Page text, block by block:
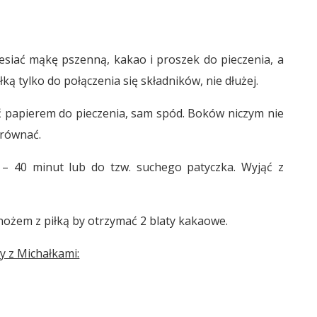
mąkę pszenną, kakao i proszek do pieczenia, a
tylko do połączenia się składników, nie dłużej.
papierem do pieczenia, sam spód. Boków niczym nie
40 minut lub do tzw. suchego patyczka. Wyjąć z
z piłką by otrzymać 2 blaty kakaowe.
z Michałkami: